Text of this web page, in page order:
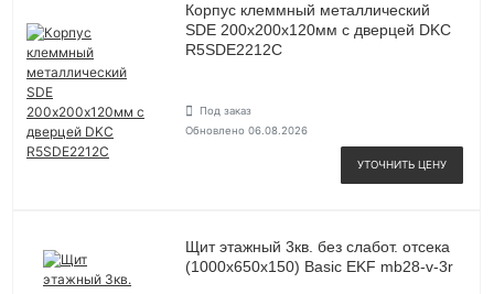
Корпус клеммный металлический
SDE 200х200х120мм с дверцей DKC
R5SDE2212C
Под заказ
Обновлено 06.08.2026
УТОЧНИТЬ ЦЕНУ
Щит этажный 3кв. без слабот. отсека
(1000х650х150) Basic EKF mb28-v-3r